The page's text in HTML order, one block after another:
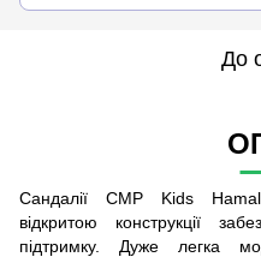
До
Сандалії CMP Kids
відкритою конструкції
підтримку. Дуже легка